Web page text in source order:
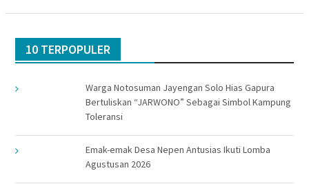
10 TERPOPULER
Warga Notosuman Jayengan Solo Hias Gapura
Bertuliskan “JARWONO” Sebagai Simbol Kampung
Toleransi
Emak-emak Desa Nepen Antusias Ikuti Lomba
Agustusan 2026